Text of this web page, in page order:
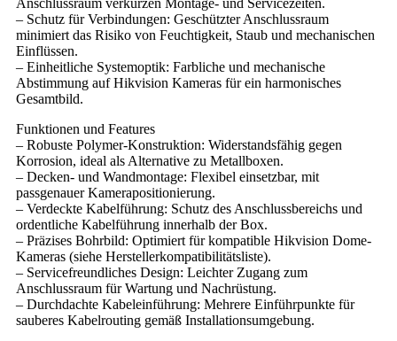
Anschlussraum verkürzen Montage- und Servicezeiten.
– Schutz für Verbindungen: Geschützter Anschlussraum
minimiert das Risiko von Feuchtigkeit, Staub und mechanischen
Einflüssen.
– Einheitliche Systemoptik: Farbliche und mechanische
Abstimmung auf Hikvision Kameras für ein harmonisches
Gesamtbild.
Funktionen und Features
– Robuste Polymer-Konstruktion: Widerstandsfähig gegen
Korrosion, ideal als Alternative zu Metallboxen.
– Decken- und Wandmontage: Flexibel einsetzbar, mit
passgenauer Kamerapositionierung.
– Verdeckte Kabelführung: Schutz des Anschlussbereichs und
ordentliche Kabelführung innerhalb der Box.
– Präzises Bohrbild: Optimiert für kompatible Hikvision Dome-
Kameras (siehe Herstellerkompatibilitätsliste).
– Servicefreundliches Design: Leichter Zugang zum
Anschlussraum für Wartung und Nachrüstung.
– Durchdachte Kabeleinführung: Mehrere Einführpunkte für
sauberes Kabelrouting gemäß Installationsumgebung.